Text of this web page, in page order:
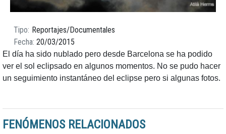
Tipo Reportajes/Documentales
Fecha 20/03/2015
El día ha sido nublado pero desde Barcelona se ha podido
ver el sol eclipsado en algunos momentos. No se pudo hacer
un seguimiento instantáneo del eclipse pero si algunas fotos.
FENÓMENOS RELACIONADOS